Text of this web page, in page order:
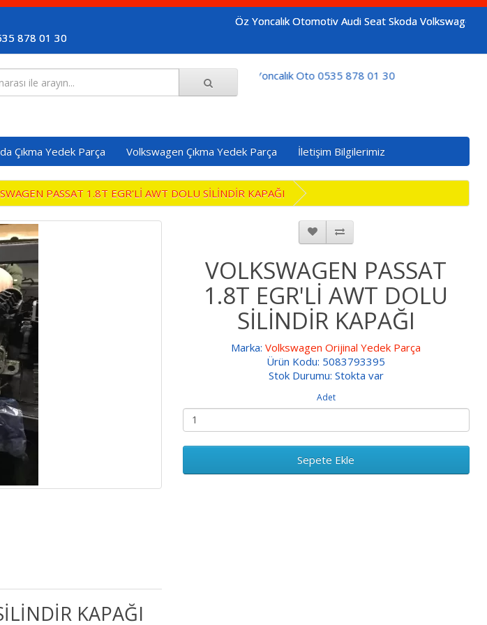
Öz Yoncalık Otomotiv Audi Seat Skoda Volkswagen
878 01 30
Öz Yoncalık Oto 0535 878 01 30
Çıkma Yedek Parça Volkswagen Çıkma Yedek Parça İletişim Bilgilerimiz
PASSAT 1.8T EGR'Lİ AWT DOLU SİLİNDİR KAPAĞI
KAPAĞI
VOLKSWAGEN PASSAT
1.8T EGR'Lİ AWT DOLU
SİLİNDİR KAPAĞI
Marka:Volkswagen Orijinal Yedek Parça
Ürün Kodu: 5083793395
Stok Durumu: Stokta var
Adet
Sepete Ekle